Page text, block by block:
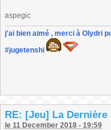
aspegic
j'ai bien aimé , merci à Olydri
#jugetenshi
RE: [Jeu] La Dernière
le 11 December 2018 - 19:59